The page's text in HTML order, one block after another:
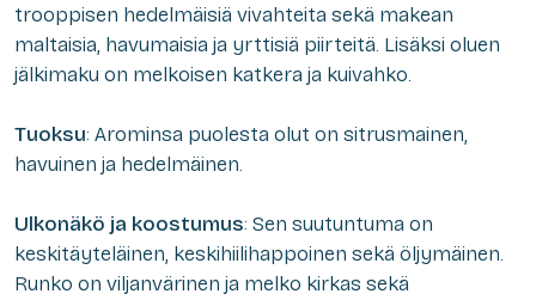
trooppisen hedelmäisiä vivahteita sekä makean
maltaisia, havumaisia ja yrttisiä piirteitä. Lisäksi oluen
jälkimaku on melkoisen katkera ja kuivahko.
Tuoksu: Arominsa puolesta olut on sitrusmainen,
havuinen ja hedelmäinen.
Ulkonäkö ja koostumus: Sen suutuntuma on
keskitäyteläinen, keskihiilihappoinen sekä öljymäinen.
Runko on viljanvärinen ja melko kirkas sekä